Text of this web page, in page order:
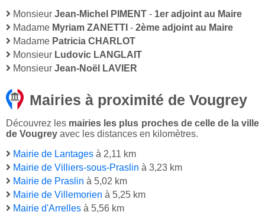
Monsieur Jean-Michel PIMENT - 1er adjoint au Maire
Madame Myriam ZANETTI - 2ème adjoint au Maire
Madame Patricia CHARLOT
Monsieur Ludovic LANGLAIT
Monsieur Jean-Noël LAVIER
Mairies à proximité de Vougrey
Découvrez les mairies les plus proches de celle de la ville
de Vougrey avec les distances en kilomètres.
Mairie de Lantages à 2,11 km
Mairie de Villiers-sous-Praslin à 3,23 km
Mairie de Praslin à 5,02 km
Mairie de Villemorien à 5,25 km
Mairie d'Arrelles à 5,56 km